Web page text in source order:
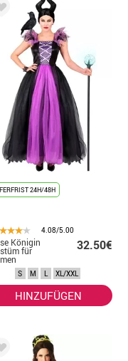
24H/48H
4.08/5.00
Königin
für 32.50€
S M L XL/XXL
HINZUFÜGEN